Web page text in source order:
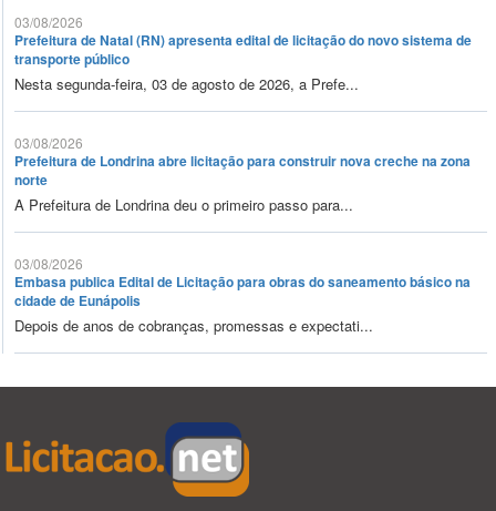
03/08/2026
Prefeitura de Natal (RN) apresenta edital de licitação do novo sistema de
transporte público
Nesta segunda-feira, 03 de agosto de 2026, a Prefe...
03/08/2026
Prefeitura de Londrina abre licitação para construir nova creche na zona
norte
A Prefeitura de Londrina deu o primeiro passo para...
03/08/2026
Embasa publica Edital de Licitação para obras do saneamento básico na
cidade de Eunápolis
Depois de anos de cobranças, promessas e expectati...